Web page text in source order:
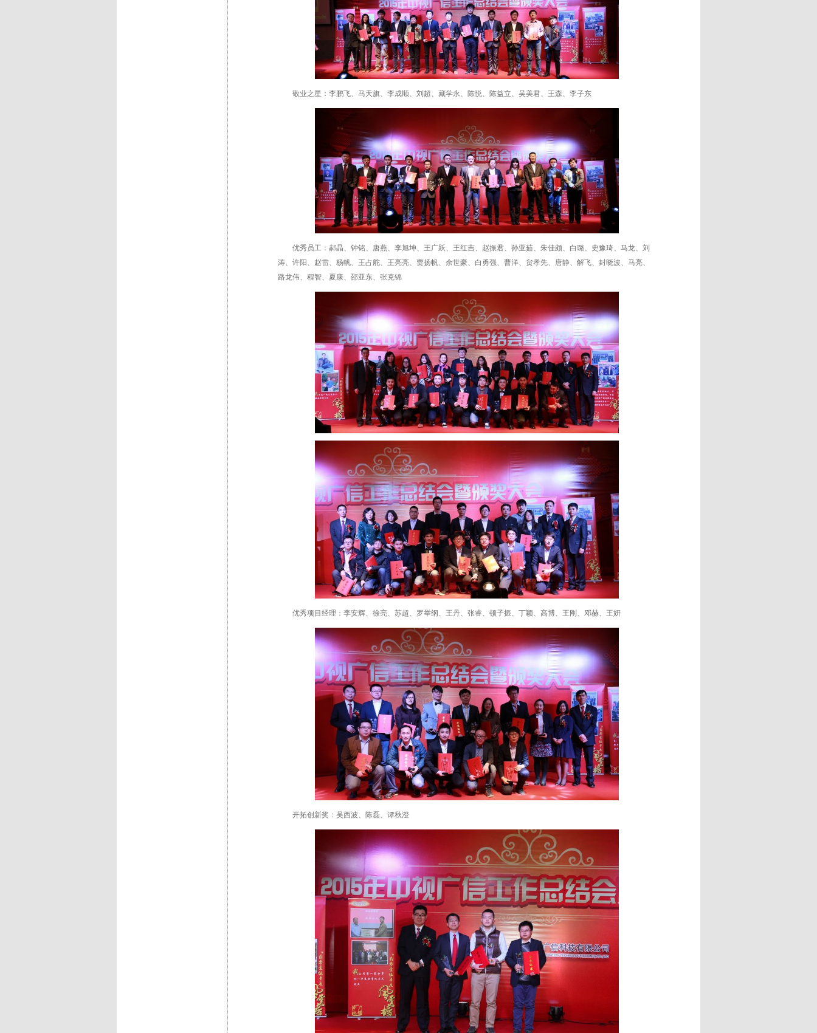
敬业之星：李鹏飞、马天旗、李成顺、刘超、藏学永、陈悦、陈益立、吴美君、王森、李子东
优秀员工：郝晶、钟铭、唐燕、李旭坤、王广跃、王红吉、赵振君、孙亚茹、朱佳颇、白璐、史豫琦、马龙、刘
涛、许阳、赵雷、杨帆、王占舵、王亮亮、贾扬帆、余世豪、白勇强、曹洋、贠孝先、唐静、解飞、封晓波、马亮、
路龙伟、程智、夏康、邵亚东、张克锦
优秀项目经理：李安辉、徐亮、苏超、罗举纲、王丹、张睿、顿子振、丁颖、高博、王刚、邓赫、王妍
开拓创新奖：吴西波、陈磊、谭秋澄